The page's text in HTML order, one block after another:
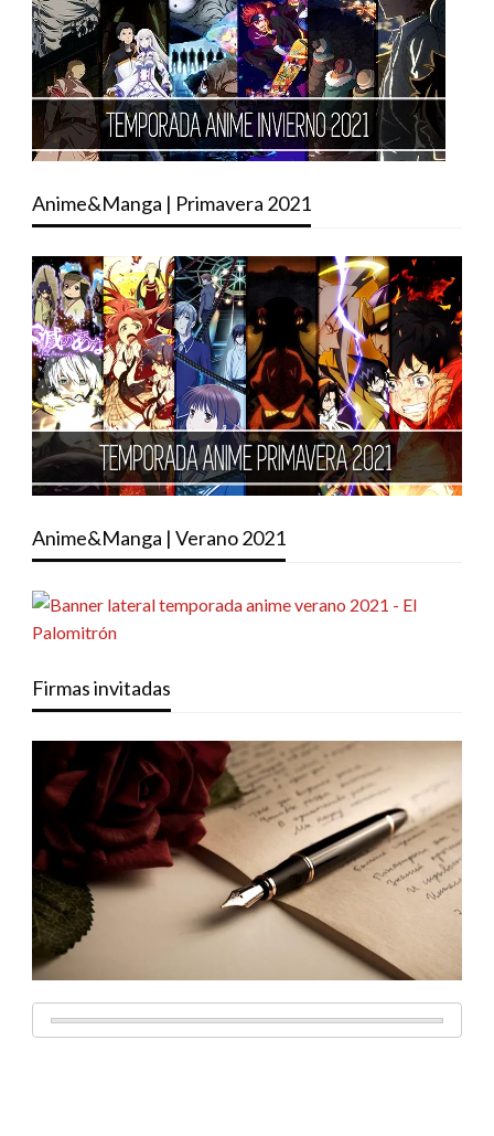
Anime&Manga | Primavera 2021
Anime&Manga | Verano 2021
Firmas invitadas